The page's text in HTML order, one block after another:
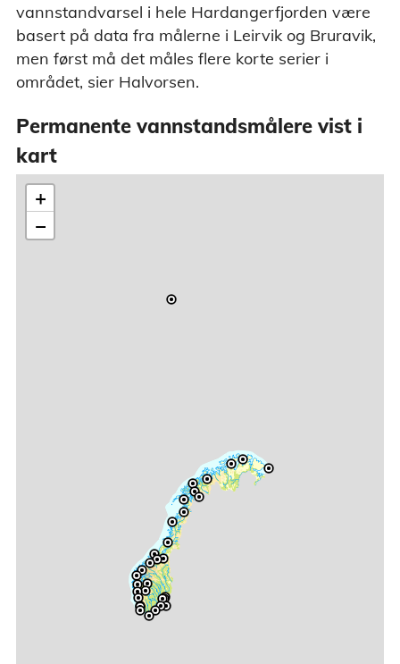
vannstandvarsel i hele Hardangerfjorden være
basert på data fra målerne i Leirvik og Bruravik,
men først må det måles flere korte serier i
området, sier Halvorsen.
Permanente vannstandsmålere vist i
kart
+
−